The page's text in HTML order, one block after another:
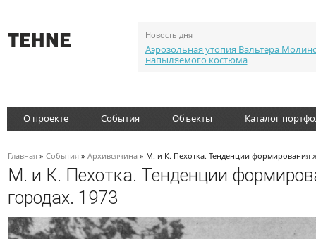
Новость дня
Аэрозольная утопия Вальтера
напыляемого костюма
О проекте События Объекты Каталог
Главная » События » Архивсячина » М. и К. Пехотка. Тенденции формирования
М. и К. Пехотка. Тенденции
городах. 1973